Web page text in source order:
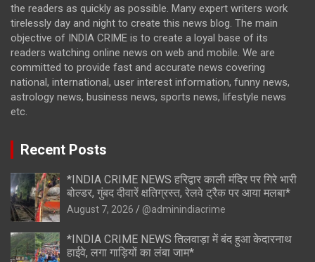
the readers as quickly as possible. Many expert writers work
tirelessly day and night to create this news blog. The main
objective of INDIA CRIME is to create a loyal base of its
readers watching online news on web and mobile. We are
committed to provide fast and accurate news covering
national, international, user interest information, funny news,
astrology news, business news, sports news, lifestyle news
etc.
Recent Posts
*INDIA CRIME NEWS हरिद्वार काली मंदिर पर गिरे भारी
बोल्डर, गुंबद दीवारें क्षतिग्रस्त, रेलवे ट्रैक पर आया मलबा*
August 7, 2026 @adminindiacrime
*INDIA CRIME NEWS तिलवाड़ा में बंद हुआ केदारनाथ
हाईवे, लगा गाड़ियों का लंबा जाम*